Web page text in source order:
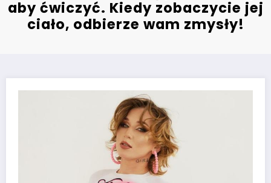
aby ćwiczyć. Kiedy zobaczycie jej
ciało, odbierze wam zmysły!